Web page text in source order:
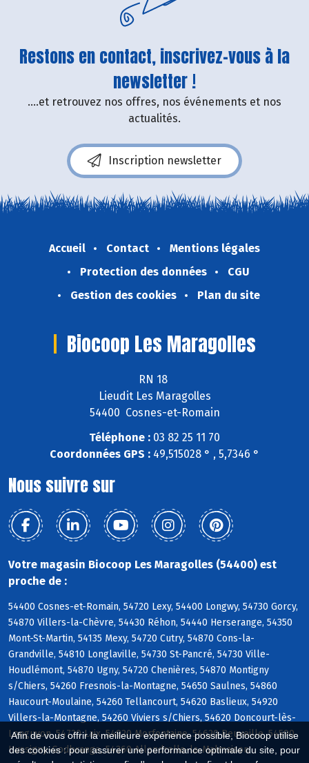
Afin de vous offrir la meilleure expérience possible, Biocoop utilise
des cookies : pour assurer une performance optimale du site, pour
Restons en contact, inscrivez-vous à la
newsletter !
....et retrouvez nos offres, nos événements et nos
actualités.
Inscription newsletter
Accueil Contact
Mentions légales
Protection des données
CGU
Gestion des cookies
Plan du site
Biocoop Les Maragolles
RN 18
Lieudit Les Maragolles
54400 Cosnes-et-Romain
Téléphone : 03 82 25 11 70
Coordonnées GPS : 49,515028 ° , 5,7346 °
Nous suivre sur
Votre magasin Biocoop Les Maragolles (54400) est
proche de :
54400 Cosnes-et-Romain, 54720 Lexy, 54400 Longwy, 54730 Gorcy,
54870 Villers-la-Chèvre, 54430 Réhon, 54440 Herserange, 54350
Mont-St-Martin, 54135 Mexy, 54720 Cutry, 54870 Cons-la-
Grandville, 54810 Longlaville, 54730 St-Pancré, 54730 Ville-
Houdlémont, 54870 Ugny, 54720 Chenières, 54870 Montigny
s/Chiers, 54260 Fresnois-la-Montagne, 54650 Saulnes, 54860
Haucourt-Moulaine, 54260 Tellancourt, 54620 Baslieux, 54920
Villers-la-Montagne, 54260 Viviers s/Chiers, 54620 Doncourt-lès-
Longuyon, 54720 Laix, 54920 Morfontaine, 54620 Beuveille, 54590
Hussigny-Godbrange, 54260 Allondrelle-la-Malmaison